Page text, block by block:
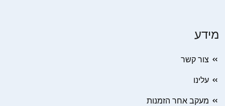
מידע
צור קשר
עלינו
מעקב אחר הזמנות